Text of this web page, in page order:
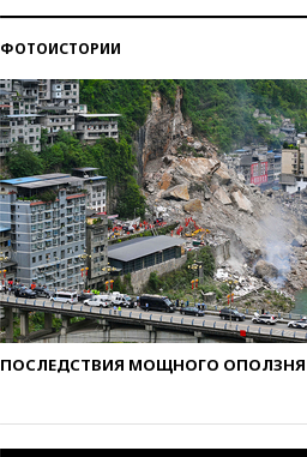
ФОТОИСТОРИИ
ПОСЛЕДСТВИЯ МОЩНОГО ОПОЛЗНЯ